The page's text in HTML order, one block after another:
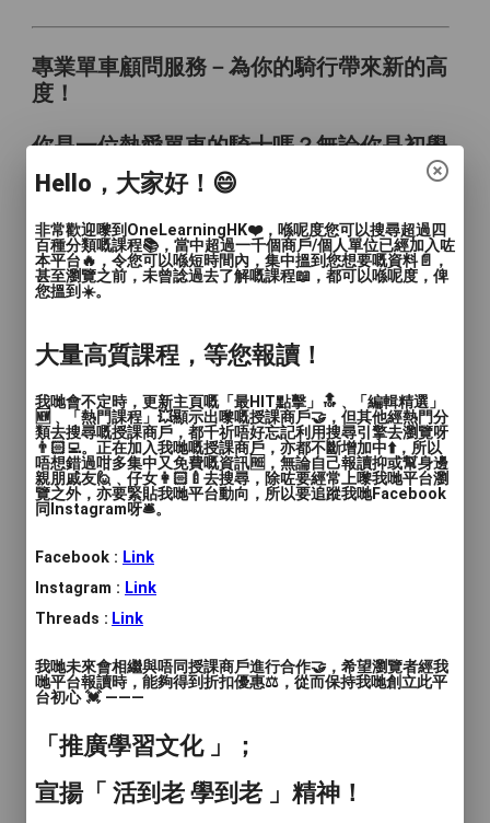
專業單車顧問服務－為你的騎行帶來新的高
度！
你是一位熱愛單車的騎士嗎？無論你是初學
者還是經驗豐富的車手，我們在這裡向您推
出專業單車顧問服務，為您的騎行之旅注入
新的高度！我們的專家團隊將提供您個人化
的建議和指導，幫助您選擇最適合您需求和
目標的單車，並提供專業級的技術支援，讓
您享受到無比流暢和舒適的騎行體驗。
【服務亮點】
1. 個人化建議：我們的單車顧問將根據您的
需求和目標，提供專業的建議，幫助您選擇
最適合您的單車。不論您是想要在城市中通
勤、攀越山峰或者參加賽事，我們將為您量
身定制最佳方案。
2. 品質保證：我們與頂級單車品牌和供應商
合作，確保您獲得最高品質的單車和相關配
件。我們將幫助您選擇耐用、輕巧、高性能
越的品質。
全面的技術支援，包括組裝、調校、保養和
維修。無論是新手或是老手，我們會教導您
如何保持單車在最佳狀態，以確保您的安全
Hello，大家好！😄
非常歡迎嚟到OneLearningHK❤️，喺呢度您可以搜尋超過四
百種分類嘅課程📚，當中超過一千個商戶/個人單位已經加入咗
本平台🔥，令您可以喺短時間內，集中搵到您想要嘅資料📄，
甚至瀏覽之前，未曾諗過去了解嘅課程📖，都可以喺呢度，俾
您搵到☀️。
大量高質課程，等您報讀！
我哋會不定時，更新主頁嘅「最HIT點擊」🔝﹑「編輯精選」
🆕﹑「熱門課程」💥顯示出嚟嘅授課商戶🤝，但其他經熱門分
類去搜尋嘅授課商戶，都千祈唔好忘記利用搜尋引擎去瀏覽呀
👨🏻‍💻。正在加入我哋嘅授課商戶，亦都不斷增加中⬆️，所以
唔想錯過咁多集中又免費嘅資訊🆓，無論自己報讀抑或幫身邊
親朋戚友🙋﹑仔女👩🏻‍🍼去搜尋，除咗要經常上嚟我哋平台瀏
覽之外，亦要緊貼我哋平台動向，所以要追蹤我哋Facebook
同Instagram呀🛎️。
Facebook : Link
Instagram : Link
Threads : Link
我哋未來會相繼與唔同授課商戶進行合作🤝，希望瀏覽者經我
哋平台報讀時，能夠得到折扣優惠⚖️，從而保持我哋創立此平
台初心 💓 ———
「推廣學習文化 」；
宣揚「 活到老 學到老 」精神！